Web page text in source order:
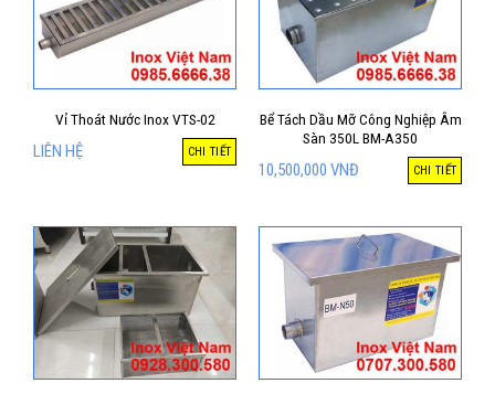
Vỉ Thoát Nước Inox VTS-02
LIÊN HỆ CHI TIẾT
Bể Tách Dầu Mỡ Công Nghiệp Âm
Sàn 350L BM-A350
10,500,000 VNĐ CHI TIẾT